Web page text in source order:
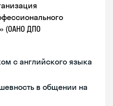
(ОАНО ДПО
с английского языка
в общении на